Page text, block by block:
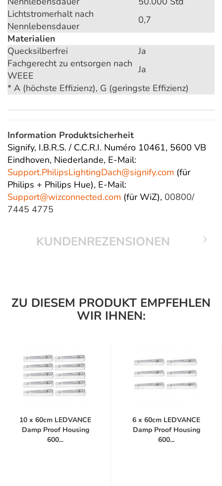
Lichtstromerhalt nach
Nennlebensdauer
0,7
Materialien
Quecksilberfrei
Ja
Fachgerecht zu entsorgen nach
WEEE
Ja
* A (höchste Effizienz), G (geringste Effizienz)
Information Produktsicherheit
Signify, I.B.R.S. / C.C.R.I. Numéro 10461, 5600 VB
Eindhoven, Niederlande, E-Mail:
Support.PhilipsLightingDach@signify.com (für
Philips + Philips Hue), E-Mail:
Support@wizconnected.com (für WiZ), 00800/
7445 4775
KUNDENREZENSIONEN
ZU DIESEM PRODUKT EMPFEHLEN
WIR IHNEN:
10 x 60cm LEDVANCE
Damp Proof Housing
600...
6 x 60cm LEDVANCE
Damp Proof Housing
600...